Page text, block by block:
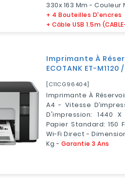
330x 163 Mm - Couleur
+ 4 Bouteilles D'encres
+ Câble USB 1.5m
Imprimante À
ECOTANK ET-
[C11CG96404]
Imprimante À
A4 - Vitesse
D'impression: 1440
Papier Standard: 150
Wi-Fi Direct -
Kg - Garantie 3 Ans